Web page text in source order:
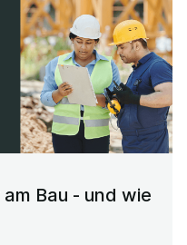
Bau - und wie